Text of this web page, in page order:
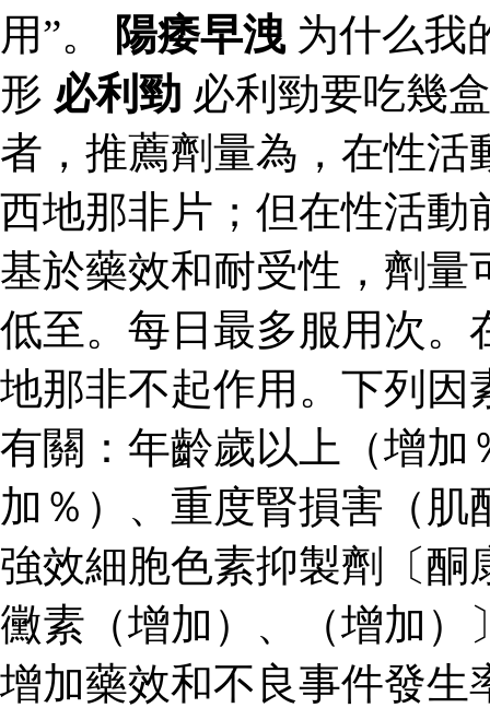
用”。
陽痿早洩 为什么我
形 必利勁 必利勁要吃幾
者，推薦劑量為，在性活
西地那非片；但在性活動
基於藥效和耐受性，劑量
低至。每日最多服用次。
地那非不起作用。下列因
有關：年齡歲以上（增加
加％）、重度腎損害（
強效細胞色素抑製劑〔酮
黴素（增加）、（增加）
增加藥效和不良事件發生